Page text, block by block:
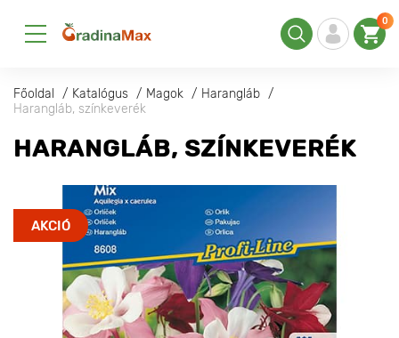
0
Főoldal Katalógus Magok
Harangláb
Harangláb, színkeverék
HARANGLÁB, SZÍNKEVERÉK
AKCIÓ